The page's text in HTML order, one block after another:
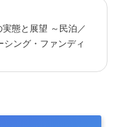
態と展望 ～民泊／
シング・ファンディ